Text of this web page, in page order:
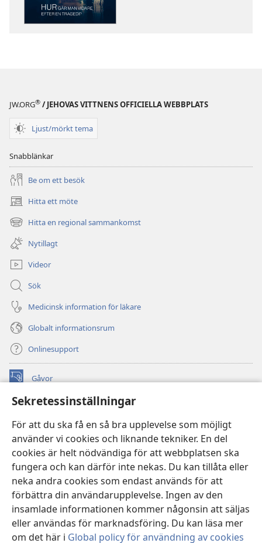
Sekretessinställningar
För att du ska få en så bra upplevelse som möjligt
använder vi cookies och liknande tekniker. En del
cookies är helt nödvändiga för att webbplatsen ska
fungera och kan därför inte nekas. Du kan tillåta eller
neka andra cookies som endast används för att
förbättra din användarupplevelse. Ingen av den
insamlade informationen kommer någonsin att säljas
eller användas för marknadsföring. Du kan läsa mer
om det här i Global policy för användning av cookies
JW.ORG® / JEHOVAS VITTNENS OFFICIELLA WEBBPLATS
Ljust/mörkt tema
Snabblänkar
Be om ett besök
Hitta ett möte
(öppnar
nytt
fönster)
Hitta en regional sammankomst
(öppnar
nytt
fönster)
Nytillagt
Videor
Sök
Medicinsk information för läkare
Globalt informationsrum
Onlinesupport
Gåvor
(öppnar
nytt
fönster) Watchtower ONLINE LIBRARY™
nytt
fönster)JW Hub ®
(öppnar
nytt
fönster)JW Library
Watchtower Library